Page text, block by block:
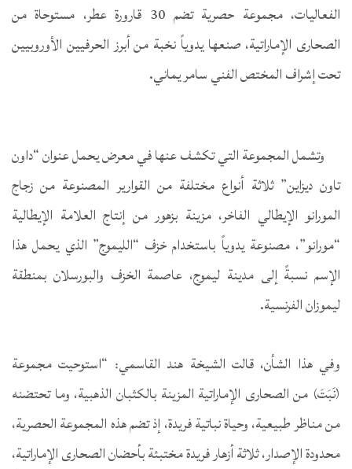
الفعاليات، مجموعة حصرية تضم 30 قارورة عطر، مستوحاة من
الصحارى الإماراتية، صنعها يدوياً نخبة من أبرز الحرفيين الأوروبيين
تحت إشراف المختص الفني سامر يماني.
وتشمل المجموعة التي تكشف عنها في معرض يحمل عنوان “داون
تاون ديزاين” ثلاثة أنواع مختلفة من القوارير المصنوعة من زجاج
المورانو الإيطالي الفاخر، مزينة بزهور من إنتاج العلامة الإيطالية
“مورانو”، مصنوعة يدوياً باستخدام خزف “الليموج” الذي يحمل هذا
الإسم نسبةً إلى مدينة ليموج، عاصمة الخزف والبورسلان بمنطقة
ليموزان الفرنسية.
وفي هذا الشأن، قالت الشيخة هند القاسمي: “استوحيت مجموعة
(نَبَتَ) من الصحارى الإماراتية المزينة بالكثبان الذهبية، وما تحتضنه
من مناظر طبيعية، وحياة نباتية فريدة، إذ تضم هذه المجموعة الحصرية،
محدودة الإصدار، ثلاثة أزهار فريدة مختبئة بأحضان الصحارى الإماراتية،